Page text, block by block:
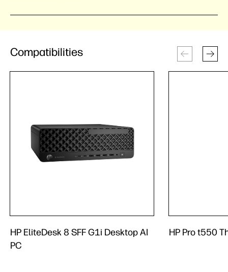
Compatibilities
HP EliteDesk 8 SFF G1i Desktop AI
PC
HP Pro t550